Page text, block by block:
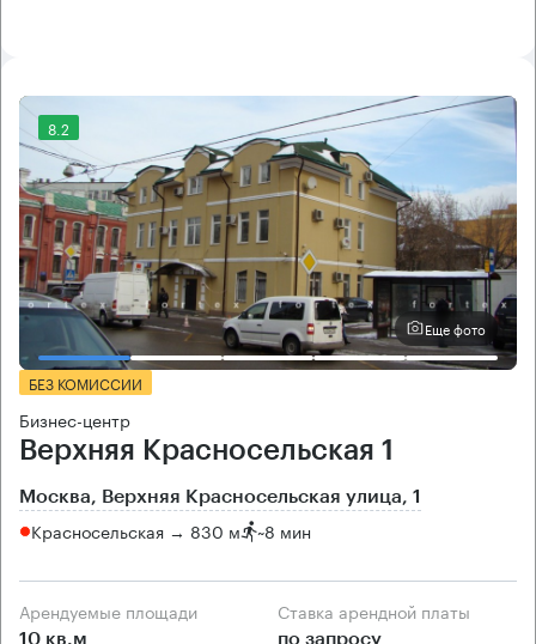
8.2
Еще фото
БЕЗ КОМИССИИ
Бизнес-центр
Верхняя Красносельская 1
Москва, Верхняя Красносельская улица, 1
Красносельская → 830 м ~8 мин
Арендуемые площади
10 кв.м
Ставка арендной платы
по запросу